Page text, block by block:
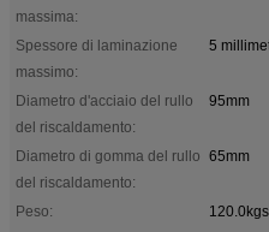
massima:
Spessore di laminazione
massimo:
5
Diametro d'acciaio del rullo
del riscaldamento:
95mm
Diametro di gomma del rullo
del riscaldamento:
65mm
Peso:
120.0kgs